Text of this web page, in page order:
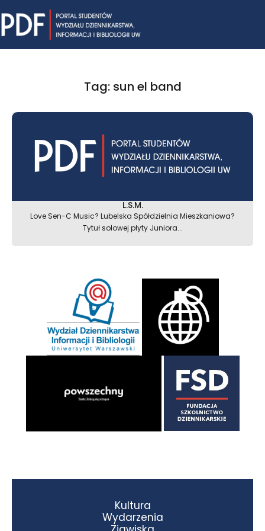
to
content
Tag: sun el band
L.S.M.
Love Sen-C Music? Lubelska Spółdzielnia Mieszkaniowa?
Tytuł solowej płyty Juniora...
Kultura
Wydarzenia